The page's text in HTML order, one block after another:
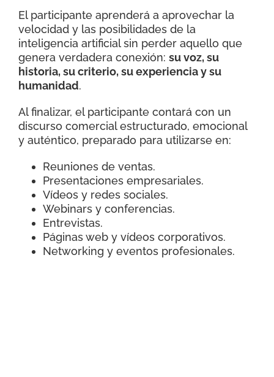
El participante aprenderá a aprovechar la
velocidad y las posibilidades de la
inteligencia artificial sin perder aquello que
genera verdadera conexión: su voz, su
historia, su criterio, su experiencia y su
humanidad.
Al finalizar, el participante contará con un
discurso comercial estructurado, emocional
y auténtico, preparado para utilizarse en:
Reuniones de ventas.
Presentaciones empresariales.
Vídeos y redes sociales.
Webinars y conferencias.
Entrevistas.
Páginas web y vídeos corporativos.
Networking y eventos profesionales.